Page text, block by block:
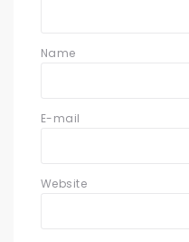
Name
E-mail
Website